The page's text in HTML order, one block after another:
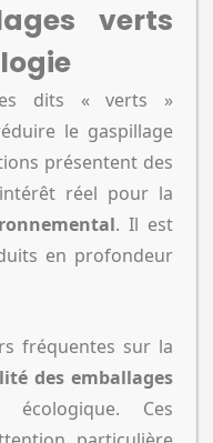
verts
dits « verts »
le gaspillage
présentent des
réel pour la
. Il est
en profondeur
fréquentes sur la
des emballages
Ces